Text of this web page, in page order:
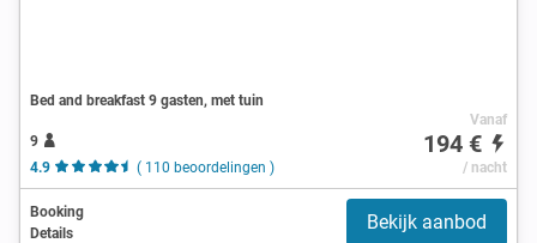
Bed and breakfast 9 gasten, met tuin
9
4.9
( 110 beoordelingen )
Vanaf
194 €
/ nacht
Booking
Details
Bekijk aanbod